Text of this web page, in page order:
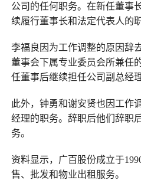
公司的任何职务。在新任董事
续履行董事长和法定代表人的职
李福良因为工作调整的原因辞
董事会下属专业委员会所兼任
任董事后继续担任公司副总经
此外，钟勇和谢安贤也因工作
经理的职务。辞职后他们辞职
务。
资料显示，广百股份成立于
售、批发和物业出租服务。